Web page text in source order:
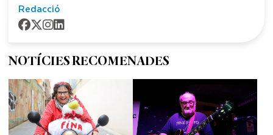
Redacció
NOTÍCIES RECOMENADES